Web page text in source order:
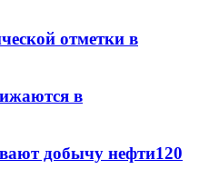
отметки в
в
добычу нефти120